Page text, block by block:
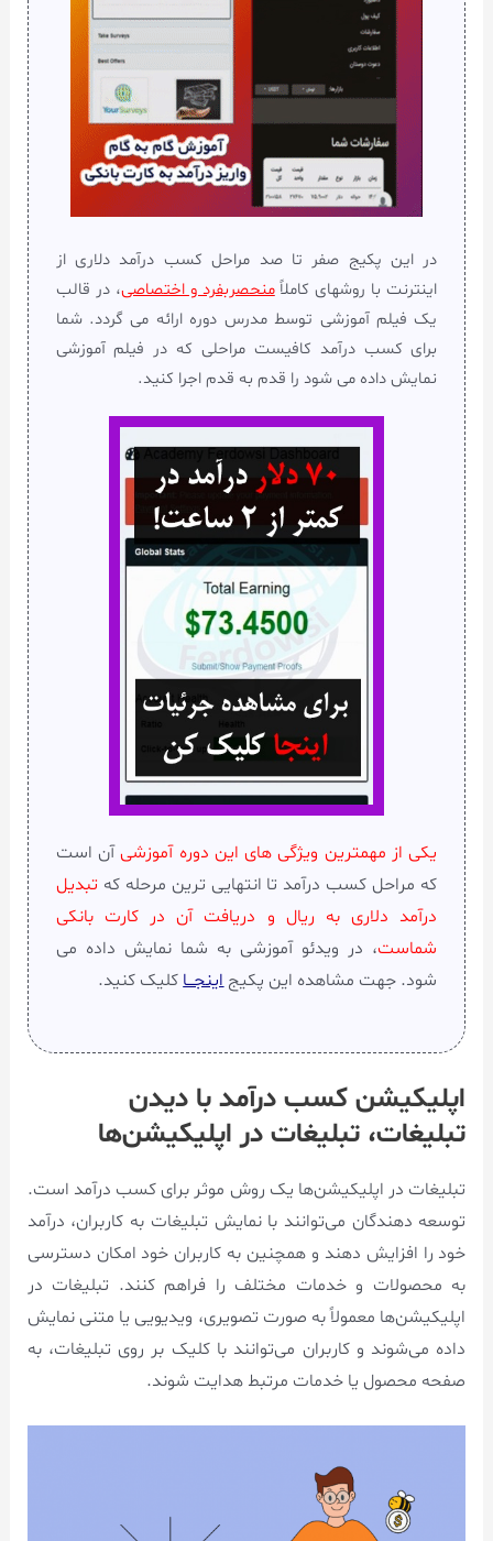
در این پکیج صفر تا صد مراحل کسب درآمد دلاری از
اینترنت با روشهای کاملاًمنحصربفرد و اختصاصی، در قالب
یک فیلم آموزشی توسط مدرس دوره ارائه می گردد. شما
برای کسب درآمد کافیست مراحلی که در فیلم آموزشی
نمایش داده می شود را قدم به قدم اجرا کنید.
یکی از مهمترین ویژگی های این دوره آموزشیآن است
که مراحل کسب درآمد تا انتهایی ترین مرحله که تبدیل
درآمد دلاری به ریال و دریافت آن در کارت بانکی
شماست، در ویدئو آموزشی به شما نمایش داده می
شود. جهت مشاهده این پکیجاینجـــاکلیک کنید.
اپلیکیشن کسب درآمد با دیدن
تبلیغات، تبلیغات در اپلیکیشن‌ها
تبلیغات در اپلیکیشن‌ها یک روش موثر برای کسب درآمد است.
توسعه دهندگان می‌توانند با نمایش تبلیغات به کاربران، درآمد
خود را افزایش دهند و همچنین به کاربران خود امکان دسترسی
به محصولات و خدمات مختلف را فراهم کنند. تبلیغات در
اپلیکیشن‌ها معمولاً به صورت تصویری، ویدیویی یا متنی نمایش
داده می‌شوند و کاربران می‌توانند با کلیک بر روی تبلیغات، به
صفحه محصول یا خدمات مرتبط هدایت شوند.